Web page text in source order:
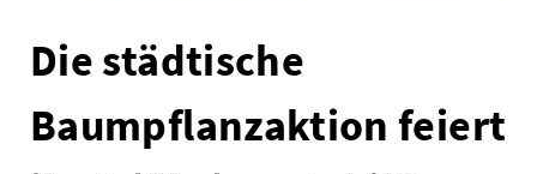
Die städtische
Baumpflanzaktion feiert